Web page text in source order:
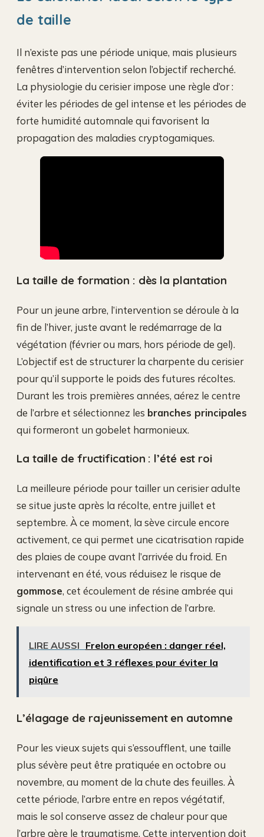
de taille
Il n’existe pas une période unique, mais plusieurs
fenêtres d’intervention selon l’objectif recherché.
La physiologie du cerisier impose une règle d’or :
éviter les périodes de gel intense et les périodes de
forte humidité automnale qui favorisent la
propagation des maladies cryptogamiques.
La taille de formation : dès la plantation
Pour un jeune arbre, l’intervention se déroule à la
fin de l’hiver, juste avant le redémarrage de la
végétation (février ou mars, hors période de gel).
L’objectif est de structurer la charpente du cerisier
pour qu’il supporte le poids des futures récoltes.
Durant les trois premières années, aérez le centre
de l’arbre et sélectionnez les branches principales
qui formeront un gobelet harmonieux.
La taille de fructification : l’été est roi
La meilleure période pour tailler un cerisier adulte
se situe juste après la récolte, entre juillet et
septembre. À ce moment, la sève circule encore
activement, ce qui permet une cicatrisation rapide
des plaies de coupe avant l’arrivée du froid. En
intervenant en été, vous réduisez le risque de
gommose, cet écoulement de résine ambrée qui
signale un stress ou une infection de l’arbre.
LIRE AUSSI Frelon européen : danger réel,
identification et 3 réflexes pour éviter la
piqûre
L’élagage de rajeunissement en automne
Pour les vieux sujets qui s’essoufflent, une taille
plus sévère peut être pratiquée en octobre ou
novembre, au moment de la chute des feuilles. À
cette période, l’arbre entre en repos végétatif,
mais le sol conserve assez de chaleur pour que
l’arbre gère le traumatisme. Cette intervention doit